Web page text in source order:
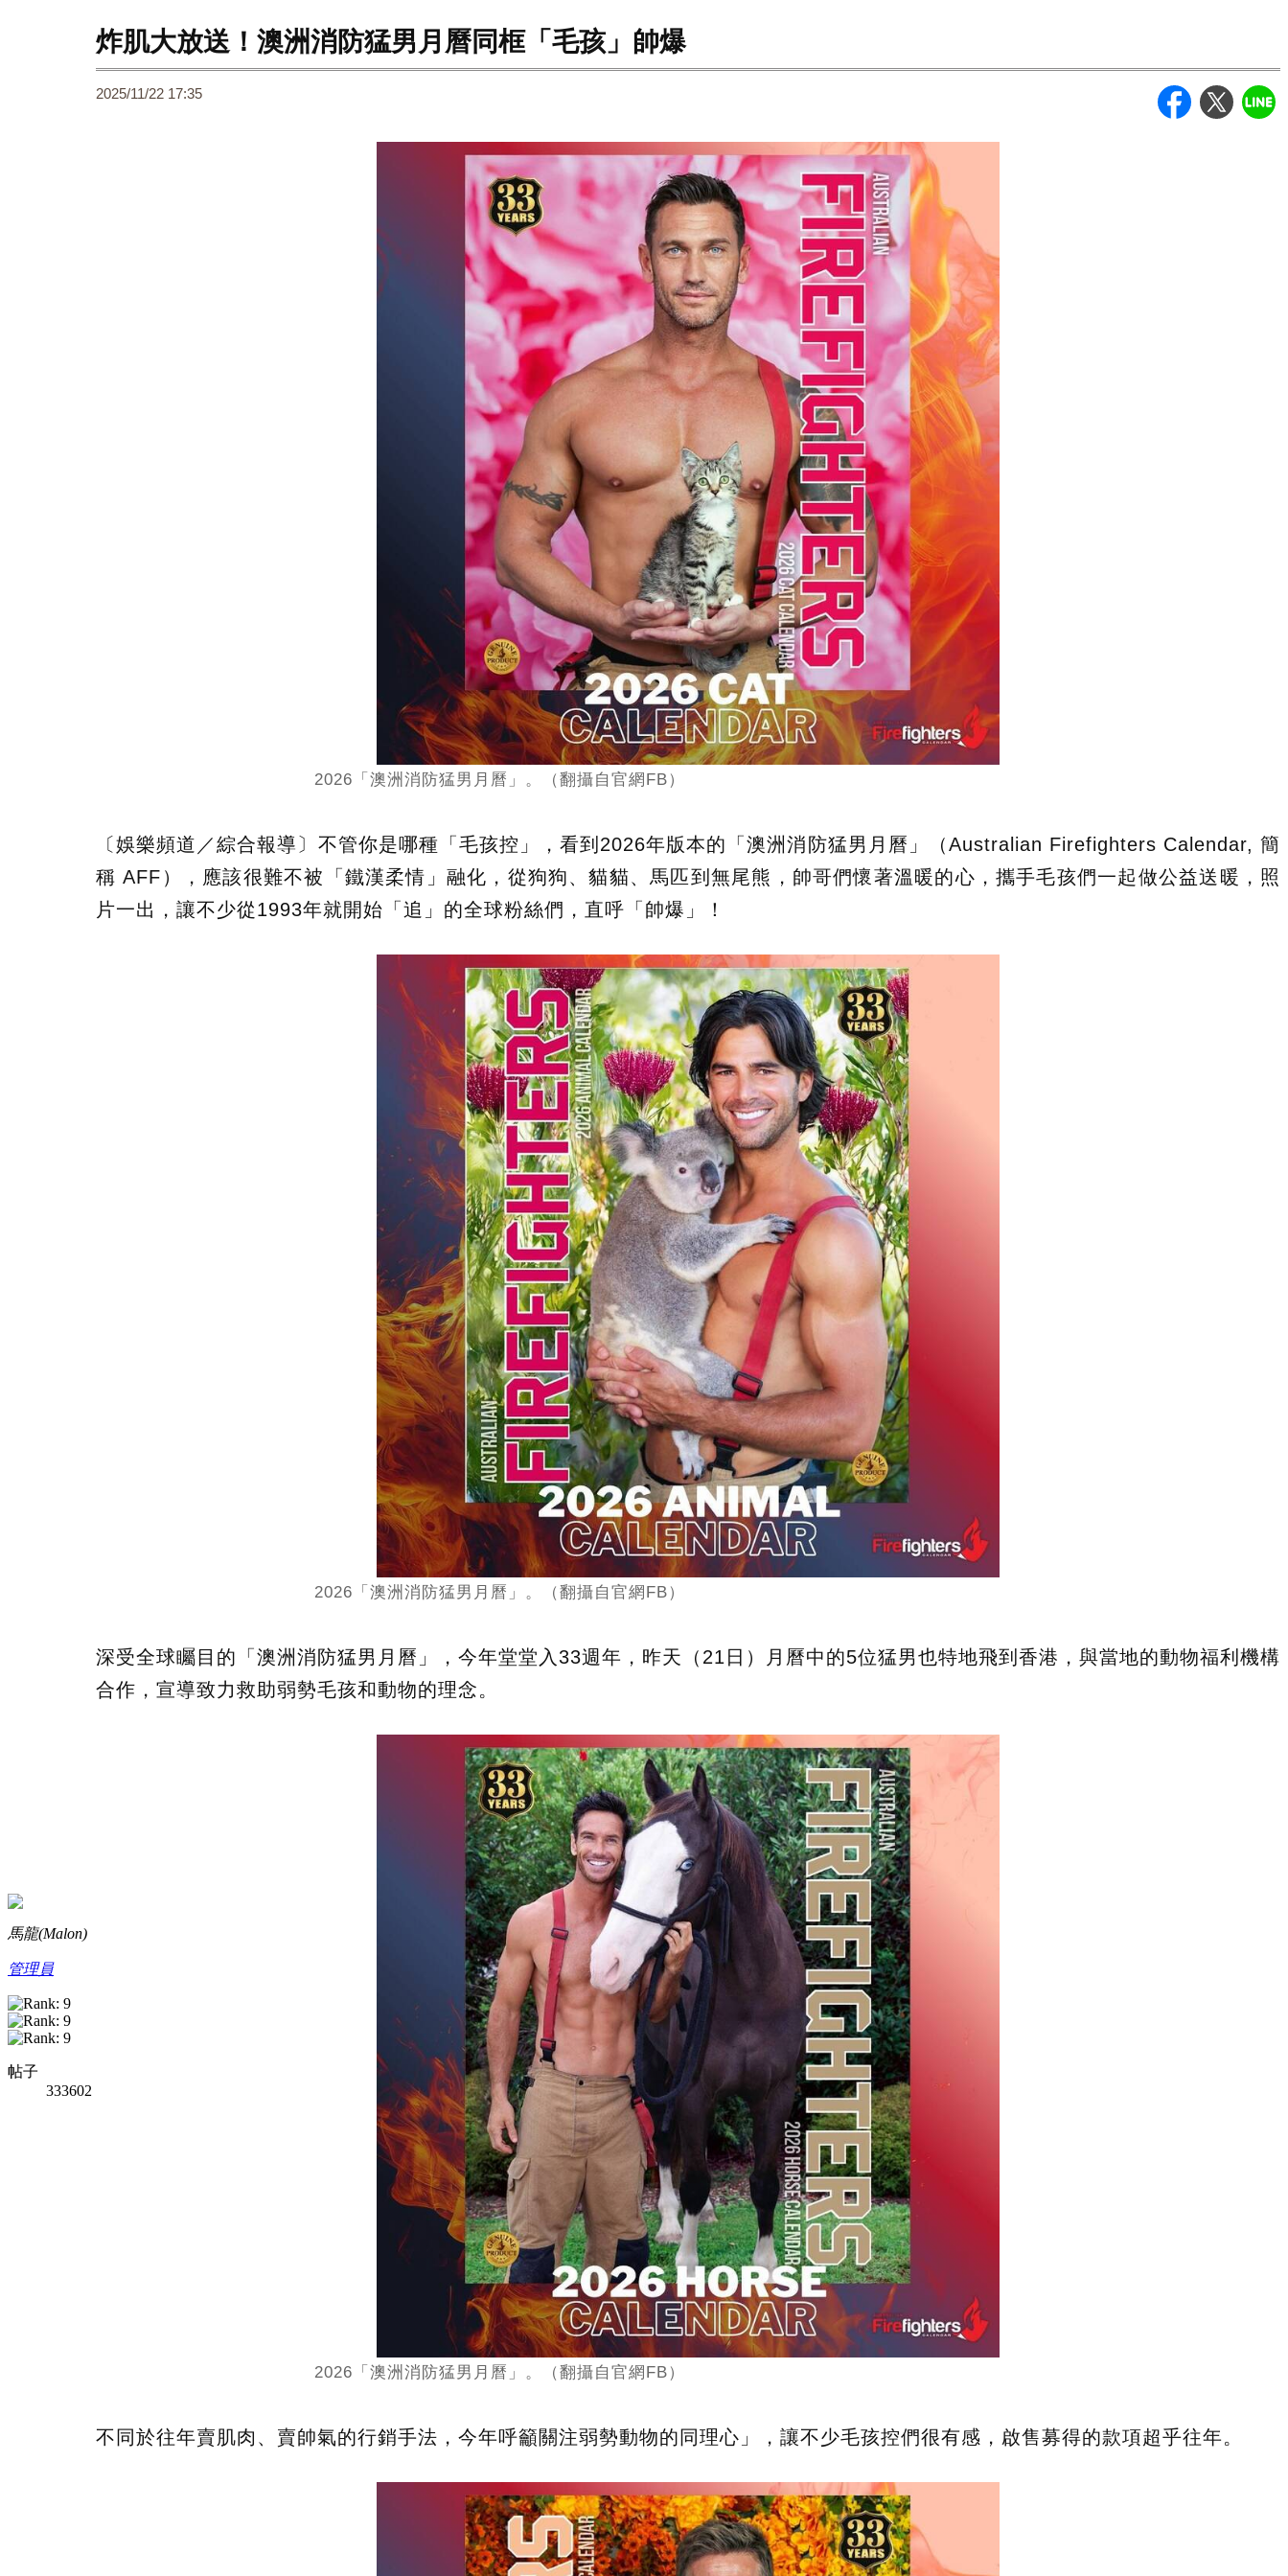
馬龍(Malon)
管理員
帖子
333602
炸肌大放送！澳洲消防猛男月曆同框「毛孩」帥爆
2025/11/22 17:35
2026「澳洲消防猛男月曆」。（翻攝自官網FB）
〔娛樂頻道／綜合報導〕不管你是哪種「毛孩控」，看到2026年版本的「澳洲消防猛男月曆」（Australian Firefighters Calendar, 簡
稱 AFF），應該很難不被「鐵漢柔情」融化，從狗狗、貓貓、馬匹到無尾熊，帥哥們懷著溫暖的心，攜手毛孩們一起做公益送暖，照
片一出，讓不少從1993年就開始「追」的全球粉絲們，直呼「帥爆」！
2026「澳洲消防猛男月曆」。（翻攝自官網FB）
深受全球矚目的「澳洲消防猛男月曆」，今年堂堂入33週年，昨天（21日）月曆中的5位猛男也特地飛到香港，與當地的動物福利機構
合作，宣導致力救助弱勢毛孩和動物的理念。
2026「澳洲消防猛男月曆」。（翻攝自官網FB）
不同於往年賣肌肉、賣帥氣的行銷手法，今年呼籲關注弱勢動物的同理心」，讓不少毛孩控們很有感，啟售募得的款項超乎往年。